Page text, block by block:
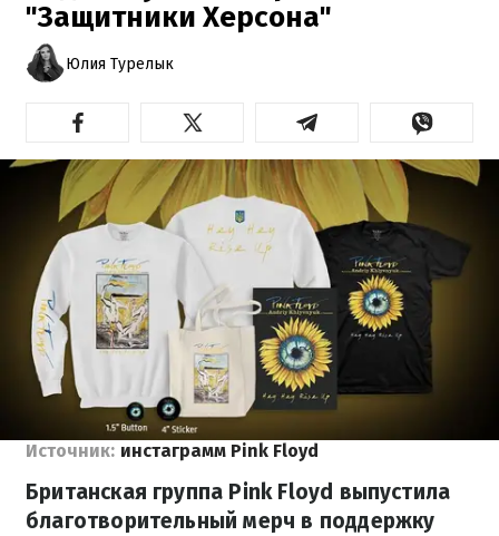
"Защитники Херсона"
Юлия Турелык
Источник: инстаграмм Pink Floyd
Британская группа Pink Floyd выпустила
благотворительный мерч в поддержку